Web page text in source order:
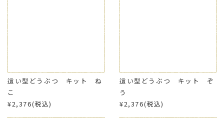
這い型どうぶつ キット ね
こ
¥2,376(税込)
這い型どうぶつ キット ぞ
う
¥2,376(税込)